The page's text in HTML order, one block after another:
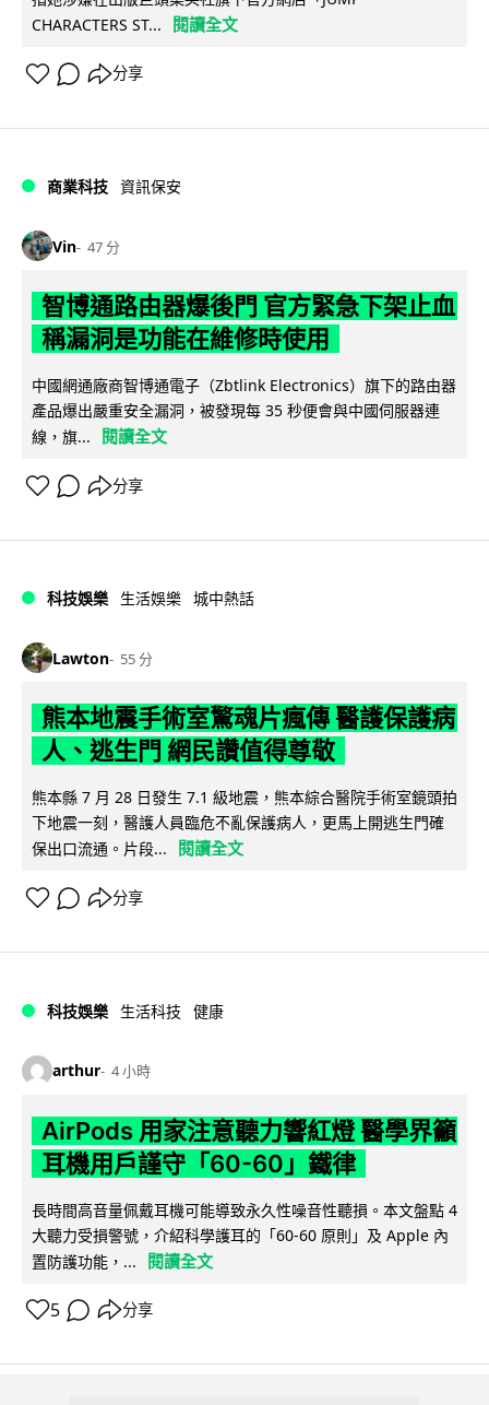
CHARACTERS ST...
閱讀全文
分享
商業科技 資訊保安
Vin 47 分
智博通路由器爆後門 官方緊急下架止血
稱漏洞是功能在維修時使用
中國網通廠商智博通電子（Zbtlink Electronics）旗下的路由器
產品爆出嚴重安全漏洞，被發現每 35 秒便會與中國伺服器連
線，旗...
閱讀全文
分享
科技娛樂 生活娛樂 城中熱話
Lawton 55 分
熊本地震手術室驚魂片瘋傳 醫護保護病
人、逃生門 網民讚值得尊敬
熊本縣 7 月 28 日發生 7.1 級地震，熊本綜合醫院手術室鏡頭拍
下地震一刻，醫護人員臨危不亂保護病人，更馬上開逃生門確
保出口流通。片段...
閱讀全文
分享
科技娛樂 生活科技 健康
arthur 4 小時
AirPods 用家注意聽力響紅燈 醫學界籲
耳機用戶謹守「60-60」鐵律
長時間高音量佩戴耳機可能導致永久性噪音性聽損。本文盤點 4
大聽力受損警號，介紹科學護耳的「60-60 原則」及 Apple 內
置防護功能，...
閱讀全文
5 分享